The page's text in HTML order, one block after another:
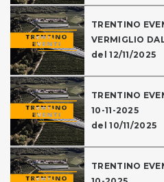
TRENTINO
VERMIGLIO
del 12/11/2025
TRENTINO
10-11-2025
del 10/11/2025
TRENTINO